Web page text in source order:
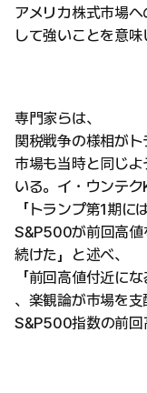
アメリカ株式市場
して強いことを意味
専門家らは、
関税戦争の様相がト
市場も当時と同じ
いる。イ・ウンテ
「トランプ第1期に
S&P500が前回高値
続けた」と述べ、
「前回高値付近に
、楽観論が市場を支
S&P500指数の前回